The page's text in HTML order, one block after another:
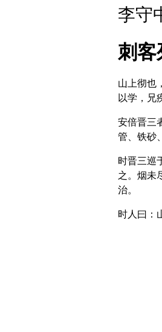
李守
刺
山上彻也
以学，兄
安倍晋三
管、铁砂
时晋三巡
之。烟未
治。
时人曰：